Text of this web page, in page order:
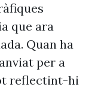
que ara
Quan ha
per a
reflectint-hi